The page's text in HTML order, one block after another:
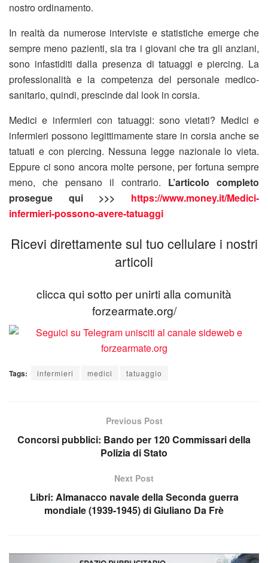
nostro ordinamento.
In realtà da numerose interviste e statistiche emerge che
sempre meno pazienti, sia tra i giovani che tra gli anziani,
sono infastiditi dalla presenza di tatuaggi e piercing. La
professionalità e la competenza del personale medico-
sanitario, quindi, prescinde dal look in corsia.
Medici e infermieri con tatuaggi: sono vietati? Medici e
infermieri possono legittimamente stare in corsia anche se
tatuati e con piercing. Nessuna legge nazionale lo vieta.
Eppure ci sono ancora molte persone, per fortuna sempre
meno, che pensano il contrario. L’articolo completo
prosegue qui >>> https://www.money.it/Medici-
infermieri-possono-avere-tatuaggi
Ricevi direttamente sul tuo cellulare i nostri
articoli
clicca qui sotto per unirti alla comunità
forzearmate.org/
Tags: infermieri medici tatuaggio
Previous Post
Concorsi pubblici: Bando per 120 Commissari della
Polizia di Stato
Next Post
Libri: Almanacco navale della Seconda guerra
mondiale (1939-1945) di Giuliano Da Frè